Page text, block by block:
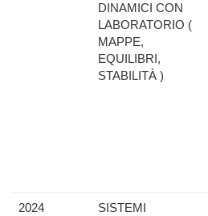
DINAMICI CON
LABORATORIO (
MAPPE,
EQUILIBRI,
STABILITÀ )
2024
SISTEMI